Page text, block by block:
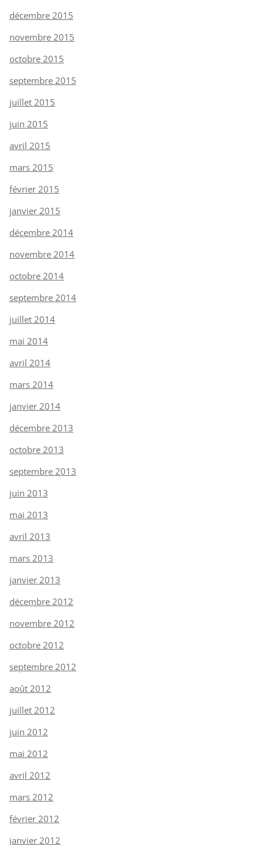
décembre 2015
novembre 2015
octobre 2015
septembre 2015
juillet 2015
juin 2015
avril 2015
mars 2015
février 2015
janvier 2015
décembre 2014
novembre 2014
octobre 2014
septembre 2014
juillet 2014
mai 2014
avril 2014
mars 2014
janvier 2014
décembre 2013
octobre 2013
septembre 2013
juin 2013
mai 2013
avril 2013
mars 2013
janvier 2013
décembre 2012
novembre 2012
octobre 2012
septembre 2012
août 2012
juillet 2012
juin 2012
mai 2012
avril 2012
mars 2012
février 2012
janvier 2012